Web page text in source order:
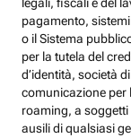
pagamento,
o il Sistema
per la tutela del
d’identità, società
comunicazione per
roaming, a
ausili di qualsiasi